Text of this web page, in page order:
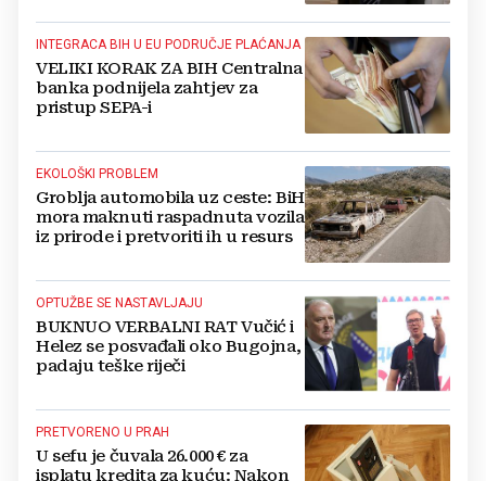
INTEGRACA BIH U EU PODRUČJE PLAĆANJA
VELIKI KORAK ZA BIH Centralna
banka podnijela zahtjev za
pristup SEPA-i
EKOLOŠKI PROBLEM
Groblja automobila uz ceste: BiH
mora maknuti raspadnuta vozila
iz prirode i pretvoriti ih u resurs
OPTUŽBE SE NASTAVLJAJU
BUKNUO VERBALNI RAT Vučić i
Helez se posvađali oko Bugojna,
padaju teške riječi
PRETVORENO U PRAH
U sefu je čuvala 26.000 € za
isplatu kredita za kuću: Nakon